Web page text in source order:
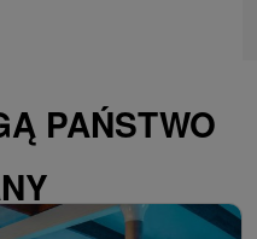
PAŃSTWO